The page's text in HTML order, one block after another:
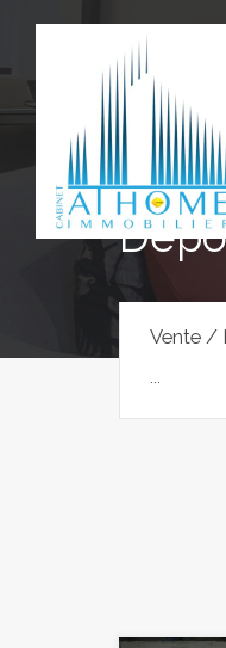
Vente /